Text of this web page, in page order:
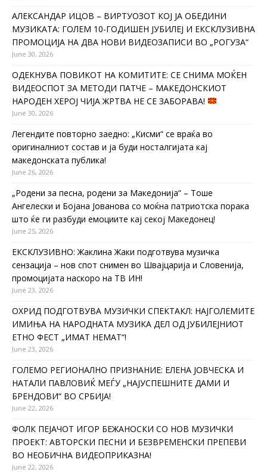
АЛЕКСАНДАР ИЦОВ – ВИРТУОЗОТ КОЈ ЈА ОБЕДИНИ
МУЗИКАТА: ГОЛЕМ 10-ГОДИШЕН ЈУБИЛЕЈ И ЕКСКЛУЗИВНА
ПРОМОЦИЈА НА ДВА НОВИ ВИДЕОЗАПИСИ ВО „РОГУЗА“
June 30, 2026
ОДЕКНУВА ПОВИКОТ НА КОМИТИТЕ: СЕ СНИМА МОЌЕН
ВИДЕОСПОТ ЗА МЕТОДИ ПАТЧЕ – МАКЕДОНСКИОТ
НАРОДЕН ХЕРОЈ ЧИЈА ЖРТВА НЕ СЕ ЗАБОРАВА!
June 30, 2026
Легендите повторно заедно: „Кисми“ се враќа во
оригиналниот состав и ја буди носталгијата кај
македонската публика!
June 26, 2026
„Родени за песна, родени за Македонија“ – Тоше
Ангелески и Бојана Јованова со моќна патриотска порака
што ќе ги разбуди емоциите кај секој Македонец!
June 25, 2026
ЕКСКЛУЗИВНО: Жаклина Жаки подготвува музичка
сензација – нов спот снимен во Швајцарија и Словенија,
промоцијата наскоро на ТВ ИН!
June 23, 2026
ОХРИД ПОДГОТВУВА МУЗИЧКИ СПЕКТАКЛ: НАЈГОЛЕМИТЕ
ИМИЊА НА НАРОДНАТА МУЗИКА ДЕЛ ОД ЈУБИЛЕЈНИОТ
ЕТНО ФЕСТ „ИМАТ НЕМАТ“!
June 23, 2026
ГОЛЕМО РЕГИОНАЛНО ПРИЗНАНИЕ: ЕЛЕНА ЈОВЧЕСКА И
НАТАЛИ ПАВЛОВИЌ МЕЃУ „НАЈУСПЕШНИТЕ ДАМИ И
БРЕНДОВИ“ ВО СРБИЈА!
June 22, 2026
ФОЛК ПЕЈАЧОТ ИГОР БЕЖАНОСКИ СО НОВ МУЗИЧКИ
ПРОЕКТ: АВТОРСКИ ПЕСНИ И БЕЗВРЕМЕНСКИ ПРЕПЕВИ
ВО НЕОБИЧНА ВИДЕОПРИКАЗНА!
June 22, 2026